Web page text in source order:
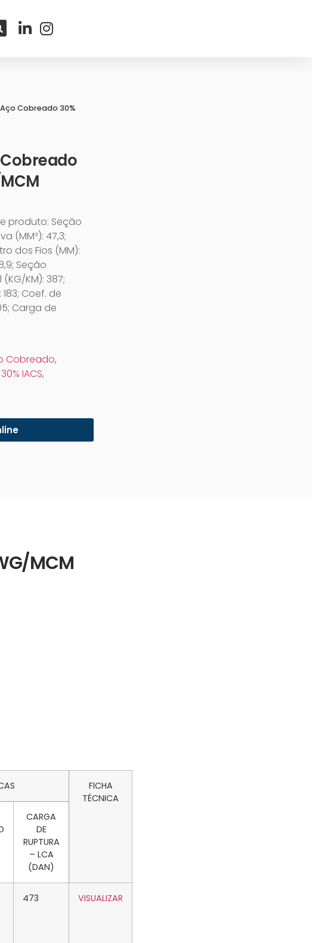
Cobreado 30%
produto: Seção
(MM²): 47,3;
dos Fios (MM):
Seção
KM): 387;
Coef. de
Carga de
Cobreado,
IACS,
MCM
FICHA
TÉCNICA
CARGA
DE
RUPTURA
– LCA
(DAN)
473 VISUALIZAR